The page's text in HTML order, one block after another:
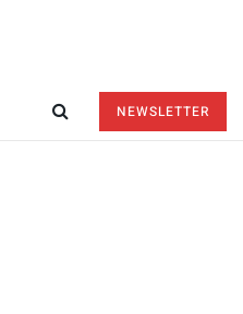
NEWSLETTER